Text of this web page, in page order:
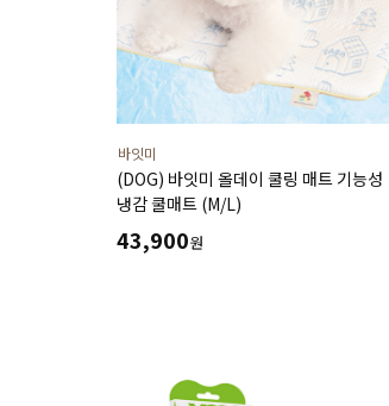
바잇미
(DOG) 바잇미 올데이 쿨링 매트 기능성
냉감 쿨매트 (M/L)
43,900원